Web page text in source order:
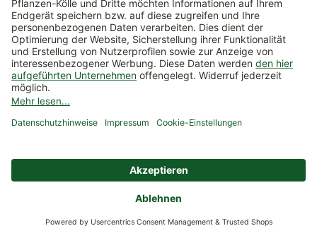
erhalten sie in unseren Gartencentern oder unter Tel.
07131 1595111
Die Verpackungen gehören nicht in den Restmüll,
sondern zurück in den Wirtschaftskreislauf. Mit der
Rückgabe helfen Sie mit, eine umweltgerechte
Verwertung nach den Vorgaben des VerpackG
Verwertungsanforderungen zu erleichtern.
Zahlung: Sicher und bequem online
zahlen